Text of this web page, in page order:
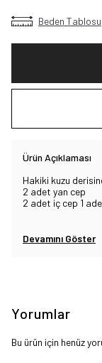
Beden Tablosu
Ürün Açıklaması
Hakiki kuzu
2 adet yan cep
2 adet iç cep 1
Devamını Göster
Yorumlar
Bu ürün için henüz